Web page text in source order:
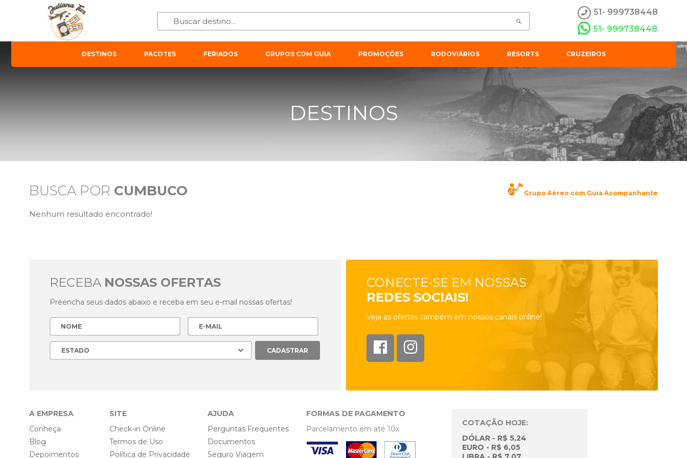
51- 999738448
51- 999738448
DESTINOS PACOTES FERIADOS GRUPOS COM GUIA PROMOÇÕES RODOVIÁRIOS RESORTS CRUZEIROS
DESTINOS
BUSCA POR CUMBUCO Grupo Aéreo com Guia Acompanhante
Nenhum resultado encontrado!
RECEBA NOSSAS OFERTAS
Preencha seus dados abaixo e receba em seu e-mail nossas ofertas!
CONECTE-SE EM NOSSAS
REDES SOCIAIS!
Veja as ofertas também em nossos canais online!
A EMPRESA
Conheça
Blog
Depoimentos
SITE
Check-in Online
Termos de Uso
Política de Privacidade
AJUDA
Perguntas Frequentes
Documentos
Seguro Viagem
FORMAS DE PAGAMENTO
Parcelamento em até 10x
COTAÇÃO HOJE:
DÓLAR - R$ 5,24
EURO - R$ 6,05